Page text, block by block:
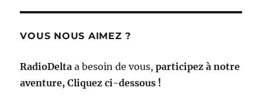
VOUS NOUS AIMEZ ?
RadioDelta a besoin de vous,participez à notre
aventure, Cliquez ci-dessous !